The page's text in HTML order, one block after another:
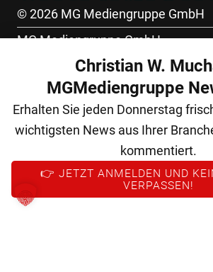
© 2026 MG Mediengruppe GmbH
MG Mediengruppe GmbH
Burgring 1/7
1010 Wien
+43 (1) 522 14 14
office@mgmedien.at
Kontakt
AGB
Christian W.
MGMediengruppe
Erhalten Sie jeden Donnerstag
wichtigsten News aus Ihrer
kommentiert.
👉 JETZT ANMELDEN UND
VERPASSEN!